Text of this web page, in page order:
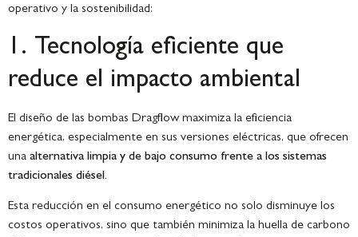
operativo y la sostenibilidad:
1. Tecnología eficiente que
reduce el impacto ambiental
El diseño de las bombas Dragflow maximiza la eficiencia
energética, especialmente en sus versiones eléctricas, que ofrecen
una alternativa limpia y de bajo consumo frente a los sistemas
tradicionales diésel.
Esta reducción en el consumo energético no solo disminuye los
costos operativos, sino que también minimiza la huella de carbono